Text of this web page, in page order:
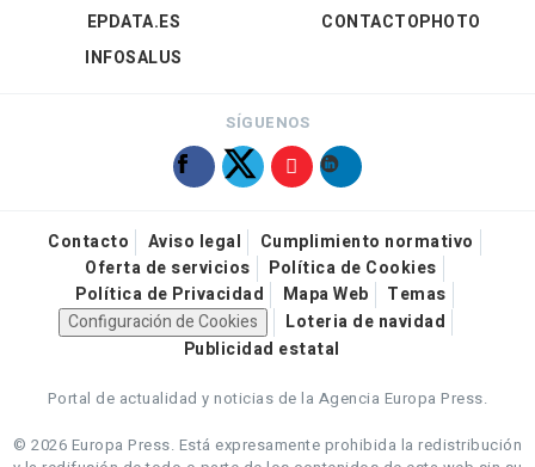
EPDATA.ES
INFOSALUS
CONTACTOPHOTO
SÍGUENOS
Contacto Aviso legal
Cumplimiento normativo
Oferta de servicios
Política de Cookies
Política de Privacidad
Mapa Web
Temas
Configuración de Cookies
Loteria de navidad
Publicidad estatal
Portal de actualidad y noticias de la Agencia Europa Press.
© 2026 Europa Press. Está expresamente prohibida la redistribución